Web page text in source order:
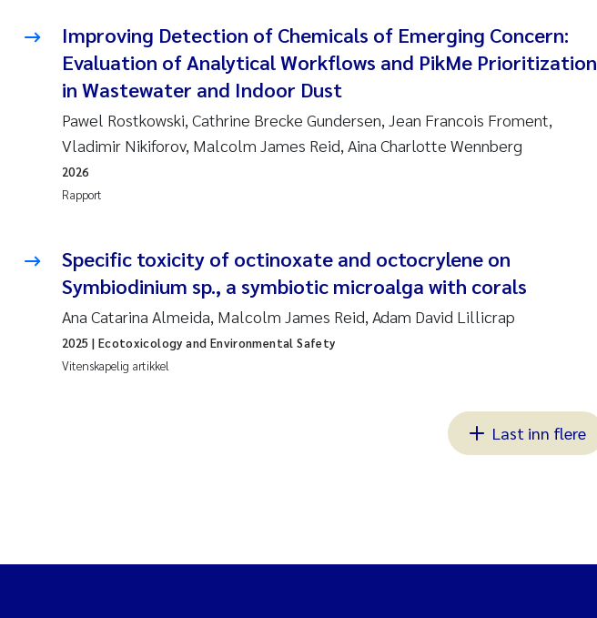
Improving Detection of Chemicals of Emerging Concern:
Evaluation of Analytical Workflows and PikMe Prioritization
in Wastewater and Indoor Dust
Pawel Rostkowski, Cathrine Brecke Gundersen, Jean Francois Froment,
Vladimir Nikiforov, Malcolm James Reid, Aina Charlotte Wennberg
Rapport
2026
Specific toxicity of octinoxate and octocrylene on
Symbiodinium sp., a symbiotic microalga with corals
Ana Catarina Almeida, Malcolm James Reid, Adam David Lillicrap
Vitenskapelig artikkel
2025 | Ecotoxicology and Environmental Safety
Last inn flere